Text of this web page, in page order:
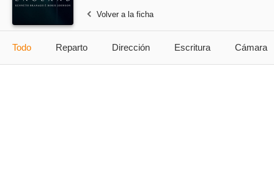
Volver a la ficha
Todo Reparto Dirección Escritura Cámara